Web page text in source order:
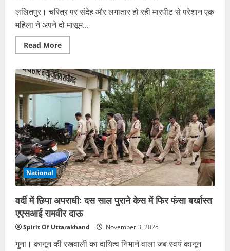
ललितपुर। चरित्र पर संदेह और लगातार हो रही मारपीट से परेशान एक
महिला ने अपने दो मासूम...
Read MoreRead
more
के
शक
से
टूटी
बच्चों
संग
निगला
जहर,
तीनों
की
हालत
गंभीर
National
वर्दी में छिपा अपराधी: दस साल पुराने केस में फिर फंसा बर्खास्त
एएसआई रामवीर दाऊ
Spirit Of Uttarakhand November 3, 2025
गुना। कानून की रखवाली का दायित्व निभाने वाला जब स्वयं कानून